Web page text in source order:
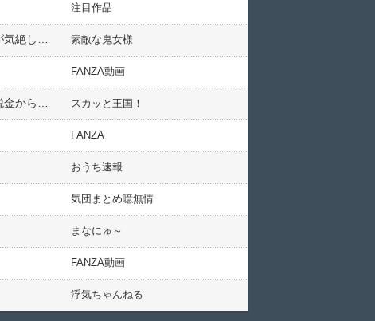
注目作品
素敵な鬼女様
FANZA動画
スカッと王国！
FANZA
おうち速報
気団まとめ噫無情
まなにゅ～
FANZA動画
浮気ちゃんねる